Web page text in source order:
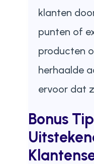
klanten
punten of
producten
herhaalde
ervoor dat
Bonus